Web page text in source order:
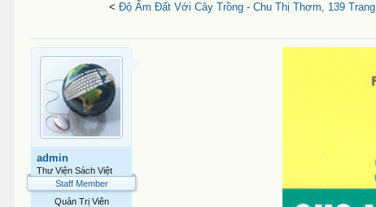
< Độ Ẩm Đất Với Cây Trồng - Chu Thị Thơm, 139 Trang
admin
Thư Viện Sách Việt
Staff Member
Quản Trị Viên